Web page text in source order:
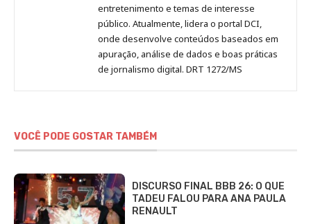
entretenimento e temas de interesse
público. Atualmente, lidera o portal DCI,
onde desenvolve conteúdos baseados em
apuração, análise de dados e boas práticas
de jornalismo digital. DRT 1272/MS
VOCÊ PODE GOSTAR TAMBÉM
DISCURSO FINAL BBB 26: O QUE
TADEU FALOU PARA ANA PAULA
RENAULT